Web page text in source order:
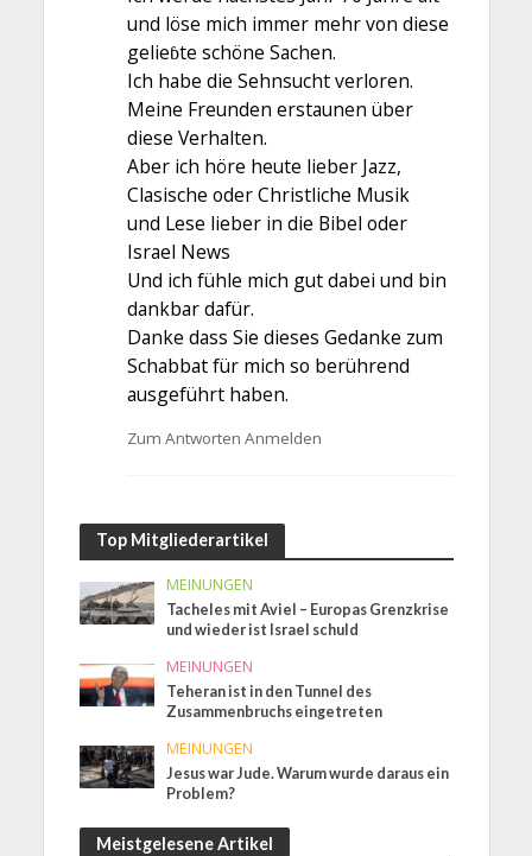
und löse mich immer mehr von diese
gelieɓte schöne Sachen.
Ich habe die Sehnsucht verloren.
Meine Freunden erstaunen über
diese Verhalten.
Aber ich höre heute lieber Jazz,
Clasische oder Christliche Musik
und Lese lieber in die Bibel oder
Israel News
Und ich fühle mich gut dabei und bin
dankbar dafür.
Danke dass Sie dieses Gedanke zum
Schabbat für mich so berührend
ausgeführt haben.
Zum Antworten Anmelden
Top Mitgliederartikel
MEINUNGEN
Tacheles mit Aviel – Europas Grenzkrise
und wieder ist Israel schuld
MEINUNGEN
Teheran ist in den Tunnel des
Zusammenbruchs eingetreten
MEINUNGEN
Jesus war Jude. Warum wurde daraus ein
Problem?
Meistgelesene Artikel